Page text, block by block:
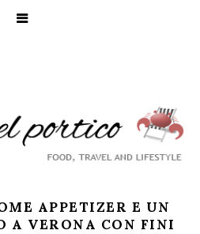
APPETIZER E UN
A VERONA CON FINI